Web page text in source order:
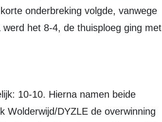
onderbreking volgde, vanwege
het 8-4, de thuisploeg ging met
Wolderwijd/DYZLE de overwinning